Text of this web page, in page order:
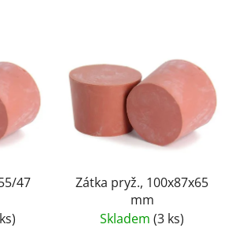
47
Zátka pryž., 100x87x65
mm
Skladem (3 ks)